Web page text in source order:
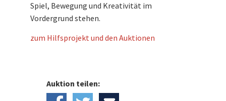
Spiel, Bewegung und Kreativität im
Vordergrund stehen.
zum Hilfsprojekt und den Auktionen
Auktion teilen: